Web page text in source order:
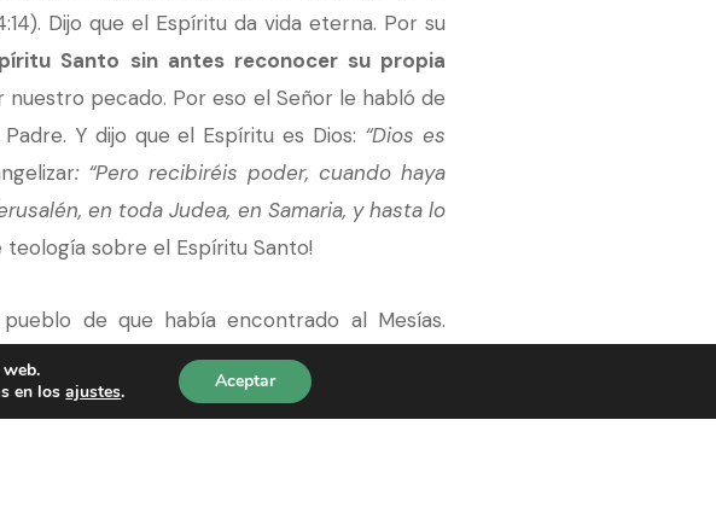
Dijo que el Espíritu da vida eterna. Por su
Santo sin antes reconocer su propia
pecado. Por eso el Señor le habló de
Y dijo que el Espíritu es Dios: “Dios es
: “Pero recibiréis poder, cuando haya
en toda Judea, en Samaria, y hasta lo
teología sobre el Espíritu Santo!
de que había encontrado al Mesías.
ella fue enviada por Jesús, y obedeció. Era
ved a un hombre que me ha dicho todo
en losajustes. Aceptar